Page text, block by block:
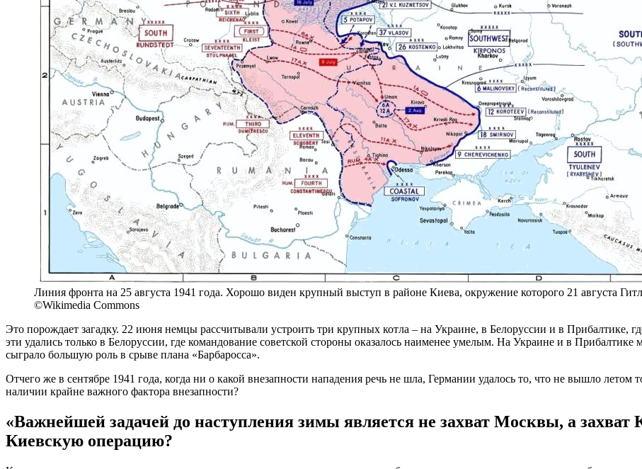
Линия фронта на 25 августа 1941 года. Хорошо виден крупный выступ в районе Киева, окружение которого 21 августа
©Wikimedia Commons
Это порождает загадку. 22 июня немцы рассчитывали устроить три крупных котла – на Украине, в Белоруссии и в Прибалтике,
эти удались только в Белоруссии, где командование советской стороны оказалось наименее умелым. На Украине и в
сыграло большую роль в срыве плана «Барбаросса».
Отчего же в сентябре 1941 года, когда ни о какой внезапности нападения речь не шла, Германии удалось то, что не вышло
наличии крайне важного фактора внезапности?
«Важнейшей задачей до наступления зимы является не захват Москвы, а
Киевскую операцию?